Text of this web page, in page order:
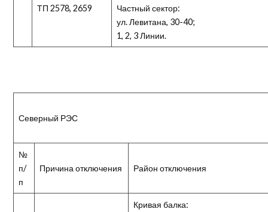
ТП 2578, 2659
Частный сектор:
ул. Левитана, 30-40;
1, 2, 3 Линии.
Северный РЭС
№
п/
п
Причина отключения Район отключения
Кривая балка: